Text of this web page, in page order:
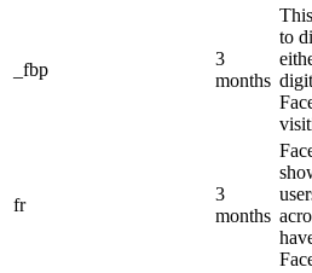
_fbp
3
months
to
fr
3
months